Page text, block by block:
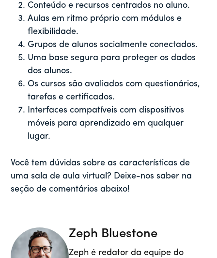
Conteúdo e recursos centrados no aluno.
Aulas em ritmo próprio com módulos e
flexibilidade.
Grupos de alunos socialmente conectados.
Uma base segura para proteger os dados
dos alunos.
Os cursos são avaliados com questionários,
tarefas e certificados.
Interfaces compatíveis com dispositivos
móveis para aprendizado em qualquer
lugar.
Você tem dúvidas sobre as características de
uma sala de aula virtual? Deixe-nos saber na
seção de comentários abaixo!
Zeph Bluestone
Zeph é redator da equipe do